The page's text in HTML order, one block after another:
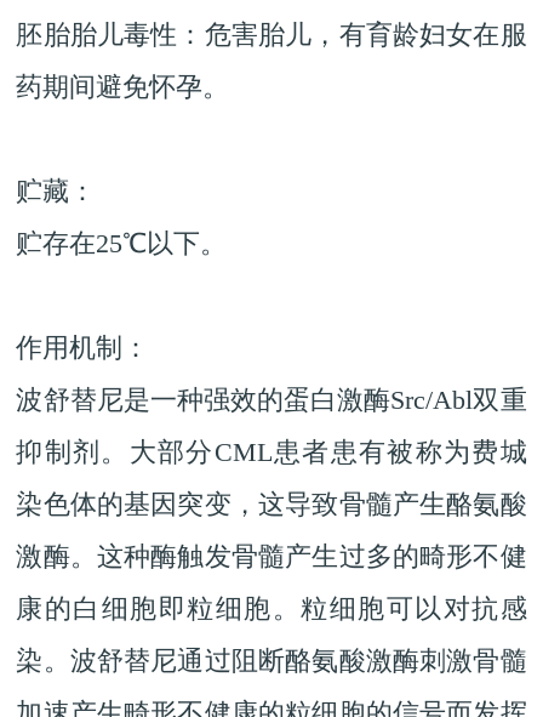
胚胎胎儿毒性：危害胎儿，有育龄妇女在服
药期间避免怀孕。
贮藏：
贮存在25℃以下。
作用机制：
波舒替尼是一种强效的蛋白激酶Src/Abl双重
抑制剂。大部分CML患者患有被称为费城
染色体的基因突变，这导致骨髓产生酪氨酸
激酶。这种酶触发骨髓产生过多的畸形不健
康的白细胞即粒细胞。粒细胞可以对抗感
染。波舒替尼通过阻断酪氨酸激酶刺激骨髓